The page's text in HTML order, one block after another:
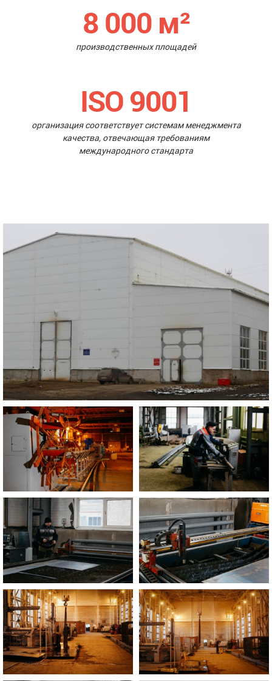
8 000 м²
производственных площадей
ISO 9001
организация соответствует системам менеджмента
качества, отвечающая требованиям
международного стандарта